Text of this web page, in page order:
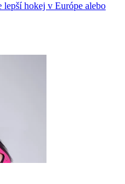
hokej v Európe alebo